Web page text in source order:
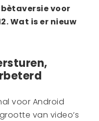
voor
Wat is er nieuw
voor Android
van video’s